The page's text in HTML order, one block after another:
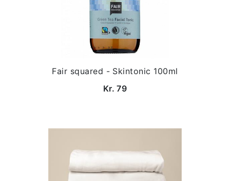
Fair squared - Skintonic 100ml
Kr. 79